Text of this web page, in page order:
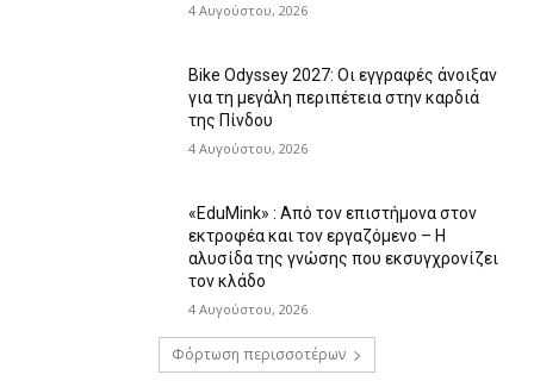
4 Αυγούστου, 2026
Bike Odyssey 2027: Οι εγγραφές άνοιξαν
για τη μεγάλη περιπέτεια στην καρδιά
της Πίνδου
4 Αυγούστου, 2026
«EduMink» : Από τον επιστήμονα στον
εκτροφέα και τον εργαζόμενο – Η
αλυσίδα της γνώσης που εκσυγχρονίζει
τον κλάδο
4 Αυγούστου, 2026
Φόρτωση περισσοτέρων